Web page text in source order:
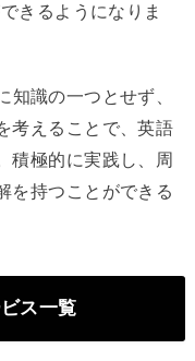
きるようになりま
知識の一つとせず、
考えることで、英語
積極的に実践し、周
を持つことができる
ス一覧